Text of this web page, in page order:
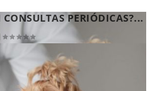
PERIÓDICAS?...